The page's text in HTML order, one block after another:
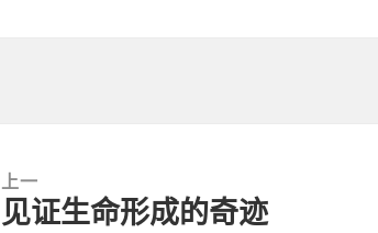
上一
上
见证生命形成的奇迹